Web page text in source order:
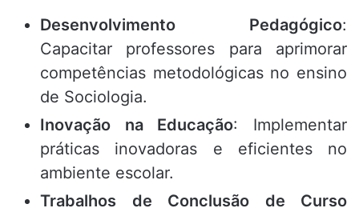
Desenvolvimento Pedagógico:
Capacitar professores para aprimorar
competências metodológicas no ensino
de Sociologia.
Inovação na Educação: Implementar
práticas inovadoras e eficientes no
ambiente escolar.
Trabalhos de Conclusão de Curso